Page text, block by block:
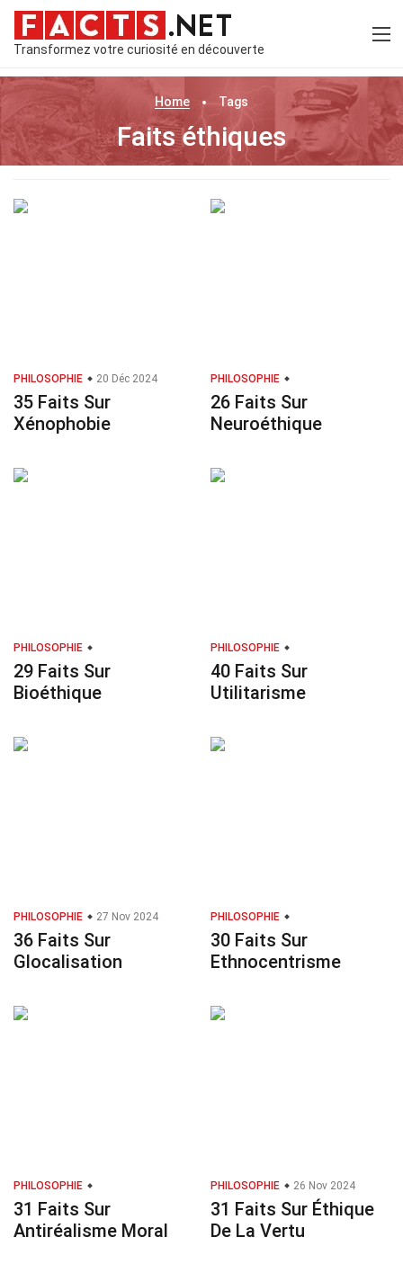
Transformez votre curiosité en découverte
Home Tags
Faits éthiques
PHILOSOPHIE 20 Déc 2024
35 Faits Sur
Xénophobie
PHILOSOPHIE
26 Faits Sur
Neuroéthique
PHILOSOPHIE
29 Faits Sur
Bioéthique
PHILOSOPHIE
40 Faits Sur
Utilitarisme
PHILOSOPHIE 27 Nov 2024
36 Faits Sur
Glocalisation
PHILOSOPHIE
30 Faits Sur
Ethnocentrisme
PHILOSOPHIE
31 Faits Sur
Antiréalisme Moral
PHILOSOPHIE 26 Nov 2024
31 Faits Sur Éthique
De La Vertu